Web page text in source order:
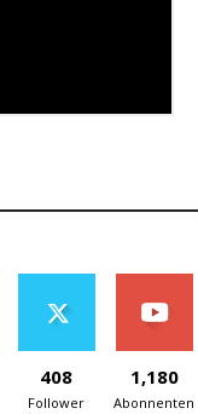
408
Follower
1,180
Abonnenten